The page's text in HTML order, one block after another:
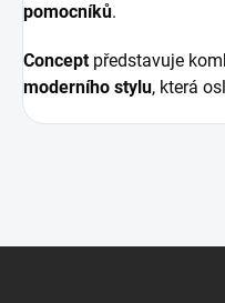
pomocníků.
Conceptpředstavuje
moderního stylu, která